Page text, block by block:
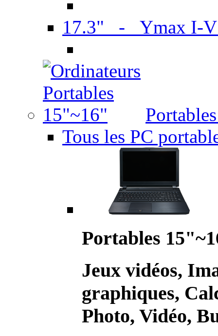
17.3" - Ymax I-
Tous les PC
Portables
Jeux vidéos,
graphiques,
Photo, Vidéo,